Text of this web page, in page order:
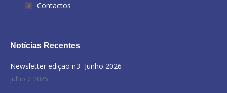
Contactos
Notícias Recentes
Newsletter edição n3- Junho 2026
Julho 7, 2026